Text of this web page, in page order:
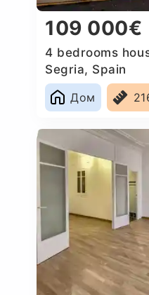
109 000€
4 bedrooms
Segria, Spain
Дом